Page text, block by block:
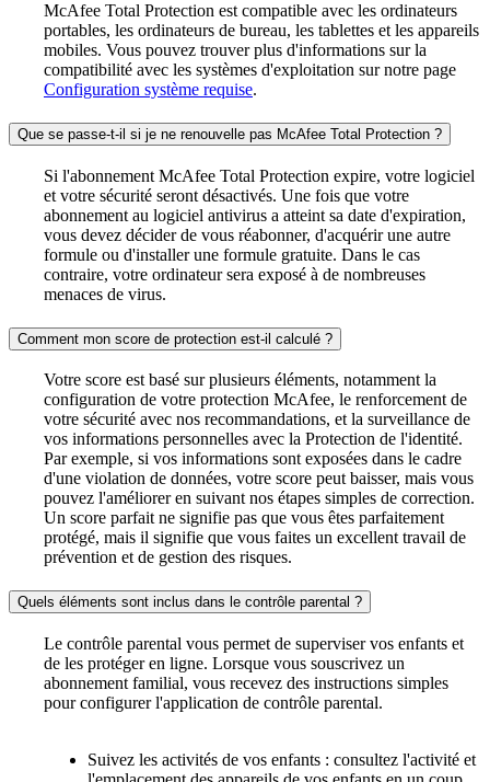
McAfee Total Protection est compatible avec les ordinateurs
portables, les ordinateurs de bureau, les tablettes et les appareils
mobiles. Vous pouvez trouver plus d'informations sur la
compatibilité avec les systèmes d'exploitation sur notre page
Configuration système requise.
Que se passe-t-il si je ne renouvelle pas McAfee Total Protection ?
Si l'abonnement McAfee Total Protection expire, votre logiciel
et votre sécurité seront désactivés. Une fois que votre
abonnement au logiciel antivirus a atteint sa date d'expiration,
vous devez décider de vous réabonner, d'acquérir une autre
formule ou d'installer une formule gratuite. Dans le cas
contraire, votre ordinateur sera exposé à de nombreuses
menaces de virus.
Comment mon score de protection est-il calculé ?​
Votre score est basé sur plusieurs éléments, notamment la
configuration de votre protection McAfee, le renforcement de
votre sécurité avec nos recommandations, et la surveillance de
vos informations personnelles avec la Protection de l'identité.
Par exemple, si vos informations sont exposées dans le cadre
d'une violation de données, votre score peut baisser, mais vous
pouvez l'améliorer en suivant nos étapes simples de correction.
Un score parfait ne signifie pas que vous êtes parfaitement
protégé, mais il signifie que vous faites un excellent travail de
prévention et de gestion des risques.
Quels éléments sont inclus dans le contrôle parental ?
Le contrôle parental vous permet de superviser vos enfants et
de les protéger en ligne. Lorsque vous souscrivez un
abonnement familial, vous recevez des instructions simples
pour configurer l'application de contrôle parental.
Suivez les activités de vos enfants : consultez l'activité et